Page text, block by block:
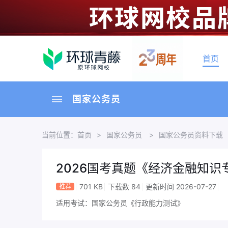
首页
国家公务员
当前位置： 首页 > 国家公务员 > 国家公务员资料下载
2026国考真题《经济金融知识
推荐 701 KB 下载数 84
更新时间 2026-07-27
适用考试：国家公务员《行政能力测试》